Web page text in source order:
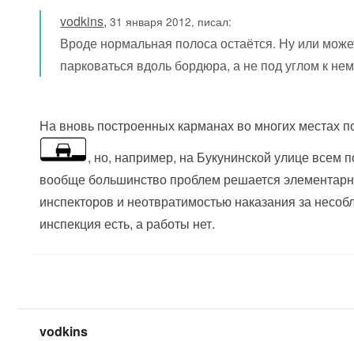
vodkins,31 января 2012, писал:
Вроде нормальная полоса остаётся. Ну или
парковаться вдоль бордюра, а не под углом к
На вновь построенных карманах во многих местах
, но, например, на Букунинской улице всем
вообще большинство проблем решается
инспекторов и неотвратимостью наказания за
инспекция есть, а работы нет.
vodkins